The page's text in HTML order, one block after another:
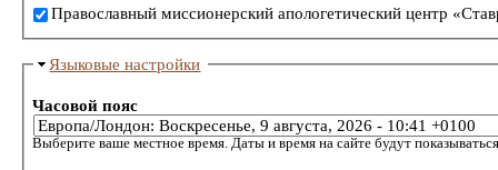
Православный миссионерский апологетический центр
Языковые настройки
Часовой пояс
Выберите ваше местное время. Даты и время на сайте будут